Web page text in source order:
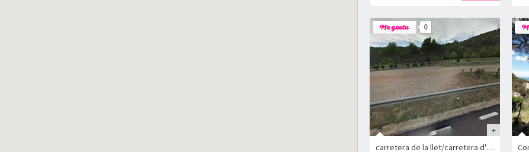
0
carretera de la llet/carretera d'horta/carretera de cerdanyola